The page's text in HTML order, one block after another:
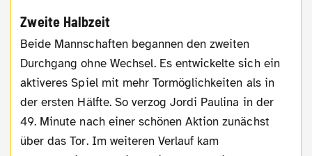
Zweite Halbzeit
Beide Mannschaften begannen den zweiten
Durchgang ohne Wechsel. Es entwickelte sich ein
aktiveres Spiel mit mehr Tormöglichkeiten als in
der ersten Hälfte. So verzog Jordi Paulina in der
49. Minute nach einer schönen Aktion zunächst
über das Tor. Im weiteren Verlauf kam